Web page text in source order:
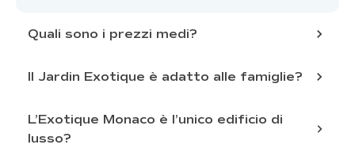
Quali sono i prezzi medi?
50.000 a 70.000
a 75.000-100.000 euro al metro
Il Jardin Exotique è adatto alle famiglie?
tranquillo e sicuro
spazi verdi, vicino a scuole internazionali e
L’Exotique Monaco è l’unico edificio di
lusso?